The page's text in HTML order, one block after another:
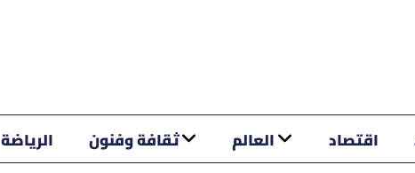
اقتصاد العالم ثقافة وفنون الرياضة